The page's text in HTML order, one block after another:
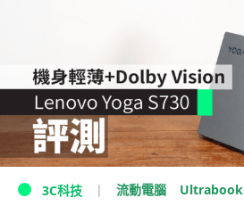
3C科技 流動電腦 Ultrabook